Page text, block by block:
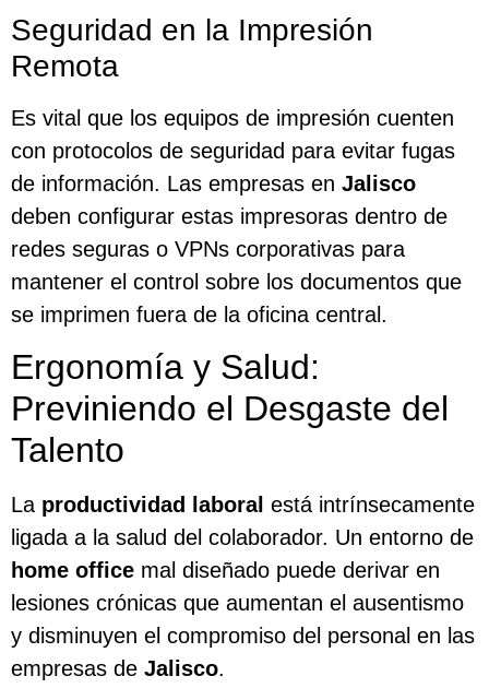
Seguridad en la Impresión
Remota
Es vital que los equipos de impresión cuenten
con protocolos de seguridad para evitar fugas
de información. Las empresas en Jalisco
deben configurar estas impresoras dentro de
redes seguras o VPNs corporativas para
mantener el control sobre los documentos que
se imprimen fuera de la oficina central.
Ergonomía y Salud:
Previniendo el Desgaste del
Talento
La productividad laboral está intrínsecamente
ligada a la salud del colaborador. Un entorno de
home office mal diseñado puede derivar en
lesiones crónicas que aumentan el ausentismo
y disminuyen el compromiso del personal en las
empresas de Jalisco.